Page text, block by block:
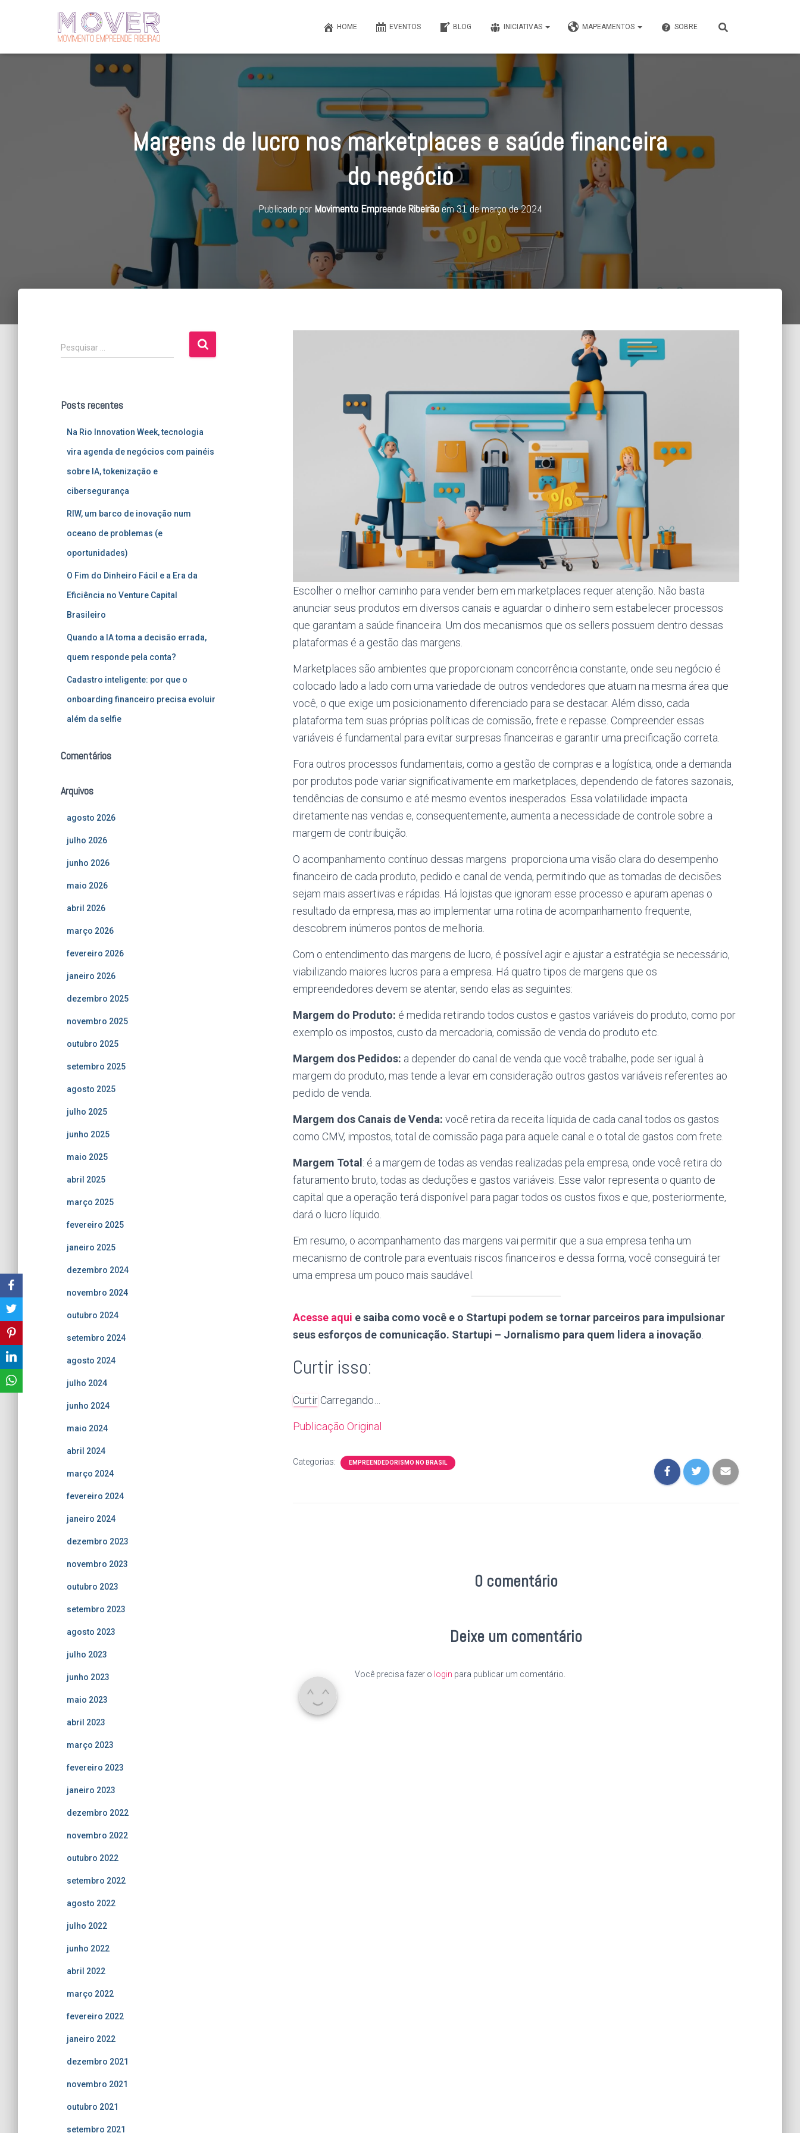
HOME EVENTOS BLOG INICIATIVAS MAPEAMENTOS SOBRE
Margens de lucro nos marketplaces e saúde financeira
do negócio
Publicado por Movimento Empreende Ribeirãoem31 de março de 2024
P
e
i
Pesquisar …
Posts recentes
Na Rio Innovation Week, tecnologia
vira agenda de negócios com painéis
sobre IA, tokenização e
cibersegurança
RIW, um barco de inovação num
oceano de problemas (e
oportunidades)
O Fim do Dinheiro Fácil e a Era da
Eficiência no Venture Capital
Brasileiro
Quando a IA toma a decisão errada,
quem responde pela conta?
Cadastro inteligente: por que o
onboarding financeiro precisa evoluir
além da selfie
Comentários
Arquivos
agosto 2026
julho 2026
junho 2026
maio 2026
abril 2026
março 2026
fevereiro 2026
janeiro 2026
dezembro 2025
novembro 2025
outubro 2025
setembro 2025
agosto 2025
julho 2025
junho 2025
maio 2025
abril 2025
março 2025
fevereiro 2025
janeiro 2025
dezembro 2024
novembro 2024
outubro 2024
setembro 2024
agosto 2024
julho 2024
junho 2024
maio 2024
abril 2024
março 2024
fevereiro 2024
janeiro 2024
dezembro 2023
novembro 2023
outubro 2023
setembro 2023
agosto 2023
julho 2023
junho 2023
maio 2023
abril 2023
março 2023
fevereiro 2023
janeiro 2023
dezembro 2022
novembro 2022
outubro 2022
setembro 2022
agosto 2022
julho 2022
junho 2022
abril 2022
março 2022
fevereiro 2022
janeiro 2022
dezembro 2021
novembro 2021
outubro 2021
setembro 2021
Escolher o melhor caminho para vender bem em marketplaces requer atenção. Não basta
anunciar seus produtos em diversos canais e aguardar o dinheiro sem estabelecer processos
que garantam a saúde financeira. Um dos mecanismos que os sellers possuem dentro dessas
plataformas é a gestão das margens.
Marketplaces são ambientes que proporcionam concorrência constante, onde seu negócio é
colocado lado a lado com uma variedade de outros vendedores que atuam na mesma área que
você, o que exige um posicionamento diferenciado para se destacar. Além disso, cada
plataforma tem suas próprias políticas de comissão, frete e repasse. Compreender essas
variáveis é fundamental para evitar surpresas financeiras e garantir uma precificação correta.
Fora outros processos fundamentais, como a gestão de compras e a logística, onde a demanda
por produtos pode variar significativamente em marketplaces, dependendo de fatores sazonais,
tendências de consumo e até mesmo eventos inesperados. Essa volatilidade impacta
diretamente nas vendas e, consequentemente, aumenta a necessidade de controle sobre a
margem de contribuição.
O acompanhamento contínuo dessas margens proporciona uma visão clara do desempenho
financeiro de cada produto, pedido e canal de venda, permitindo que as tomadas de decisões
sejam mais assertivas e rápidas. Há lojistas que ignoram esse processo e apuram apenas o
resultado da empresa, mas ao implementar uma rotina de acompanhamento frequente,
descobrem inúmeros pontos de melhoria.
Com o entendimento das margens de lucro, é possível agir e ajustar a estratégia se necessário,
viabilizando maiores lucros para a empresa. Há quatro tipos de margens que os
empreendedores devem se atentar, sendo elas as seguintes:
Margem do Produto: é medida retirando todos custos e gastos variáveis do produto, como por
exemplo os impostos, custo da mercadoria, comissão de venda do produto etc.
Margem dos Pedidos: a depender do canal de venda que você trabalhe, pode ser igual à
margem do produto, mas tende a levar em consideração outros gastos variáveis referentes ao
pedido de venda.
Margem dos Canais de Venda: você retira da receita líquida de cada canal todos os gastos
como CMV, impostos, total de comissão paga para aquele canal e o total de gastos com frete.
Margem Total: é a margem de todas as vendas realizadas pela empresa, onde você retira do
faturamento bruto, todas as deduções e gastos variáveis. Esse valor representa o quanto de
capital que a operação terá disponível para pagar todos os custos fixos e que, posteriormente,
dará o lucro líquido.
Em resumo, o acompanhamento das margens vai permitir que a sua empresa tenha um
mecanismo de controle para eventuais riscos financeiros e dessa forma, você conseguirá ter
uma empresa um pouco mais saudável.
Acesse aqui e saiba como você e o Startupi podem se tornar parceiros para impulsionar
seus esforços de comunicação. Startupi – Jornalismo para quem lidera a inovação
Curtir isso:
Curtir Carregando…
Publicação Original
Categorias: EMPREENDEDORISMO NO BRASIL
0 comentário
Deixe um comentário
Você precisa fazer o login para publicar um comentário.